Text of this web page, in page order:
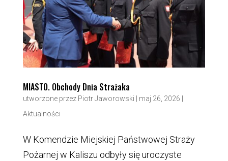
MIASTO. Obchody Dnia Strażaka
utworzone przez Piotr Jaworowski maj 26, 2026
Aktualności
W Komendzie Miejskiej Państwowej Straży
Pożarnej w Kaliszu odbyły się uroczyste